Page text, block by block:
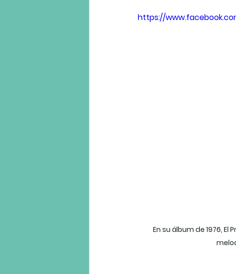
https://
En su álbum de 1976,